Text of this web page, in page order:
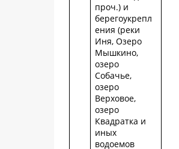
проч.) и
берегоукрепл
ения (реки
Иня, Озеро
Мышкино,
озеро
Собачье,
озеро
Верховое,
озеро
Квадратка и
иных
водоемов